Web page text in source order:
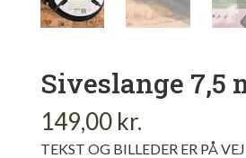
Siveslange 7,5
149,00 kr.
TEKST OG BILLEDER ER PÅ VEJ